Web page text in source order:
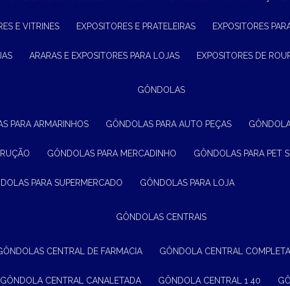
E VITRINES EXPOSITORES E PRATELEIRAS EXPOSITORES
ARARAS E EXPOSITORES PARA LOJAS EXPOSITORES DE
GÔNDOLAS
PARA ARMARINHOS GÔNDOLAS PARA AUTO PEÇAS
GÔNDOLAS PARA MERCADINHO GÔNDOLAS PARA PET
PARA SUPERMERCADO GÔNDOLAS PARA LOJA
GÔNDOLAS CENTRAIS
GÔNDOLAS CENTRAL DE FARMACIA GÔNDOLA CENTRAL COMPLETA
GÔNDOLA CENTRAL CANALETADA GÔNDOLA CENTRAL 1 40